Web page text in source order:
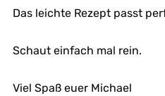
Das leichte Rezept passt
Schaut einfach mal rein.
Viel Spaß euer Michael